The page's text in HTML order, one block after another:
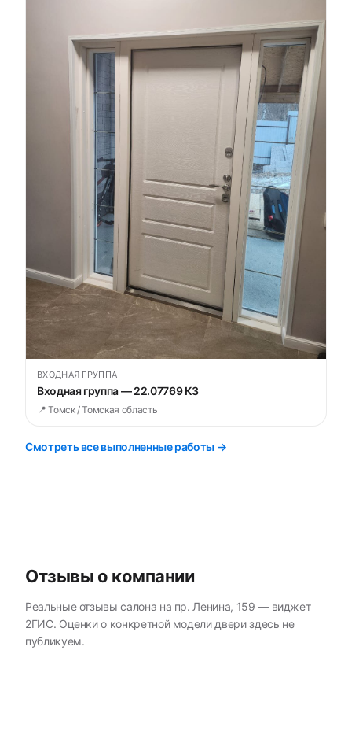
ВХОДНАЯ ГРУППА
Входная группа — 22.07769 К3
📍 Томск / Томская область
Смотреть все выполненные работы →
Отзывы о компании
Реальные отзывы салона на пр. Ленина, 159 — виджет
2ГИС. Оценки о конкретной модели двери здесь не
публикуем.